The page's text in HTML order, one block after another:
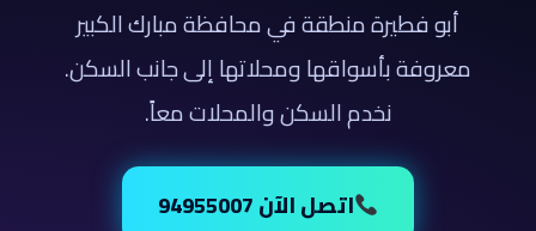
أبو فطيرة منطقة في محافظة مبارك الكبير
معروفة بأسواقها ومحلاتها إلى جانب السكن.
نخدم السكن والمحلات معاً.
اتصل الآن 94955007